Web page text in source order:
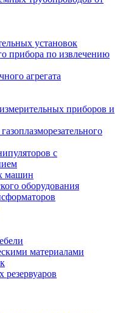
установок
прибора по извлечению
агрегата
приборов и
с
машин
оборудования
материалами